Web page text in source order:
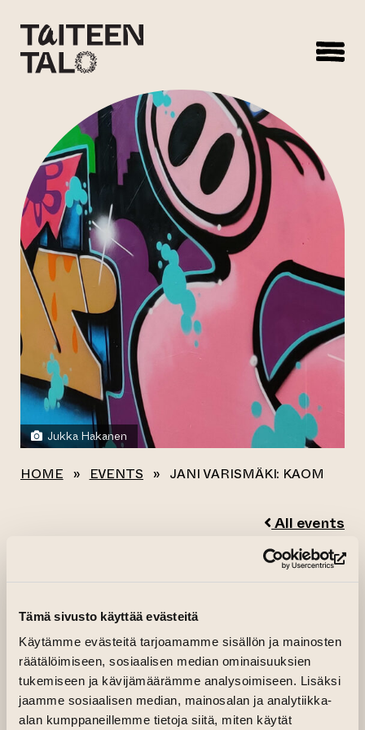
Tämä sivusto käyttää evästeitä
Käytämme evästeitä tarjoamamme sisällön ja mainosten
räätälöimiseen, sosiaalisen median ominaisuuksien
tukemiseen ja kävijämäärämme analysoimiseen. Lisäksi
jaamme sosiaalisen median, mainosalan ja analytiikka-
alan kumppaneillemme tietoja siitä, miten käytät
Jukka Hakanen
HOME » EVENTS » JANI VARISMÄKI: KAOM
All events
JANI VARISMÄKI:
KAOM
26.07.2023–06.08.2023 kl. 10.00—22.00
Public Art Wall
Jani Varismäki “Kaom” is a long-time graffiti
artist from Seinäjoki. He has been involved in